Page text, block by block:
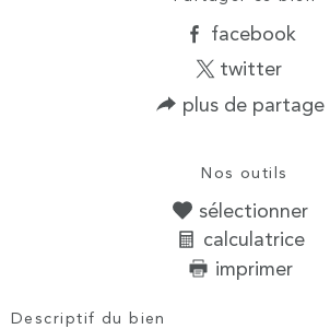
facebook
twitter
plus de partage
Nos outils
sélectionner
calculatrice
imprimer
Descriptif du bien